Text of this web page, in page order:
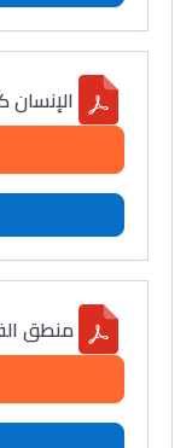
الإنسان
منطق